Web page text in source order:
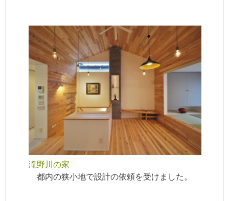
滝野川の家
都内の狭小地で設計の依頼を受けました。